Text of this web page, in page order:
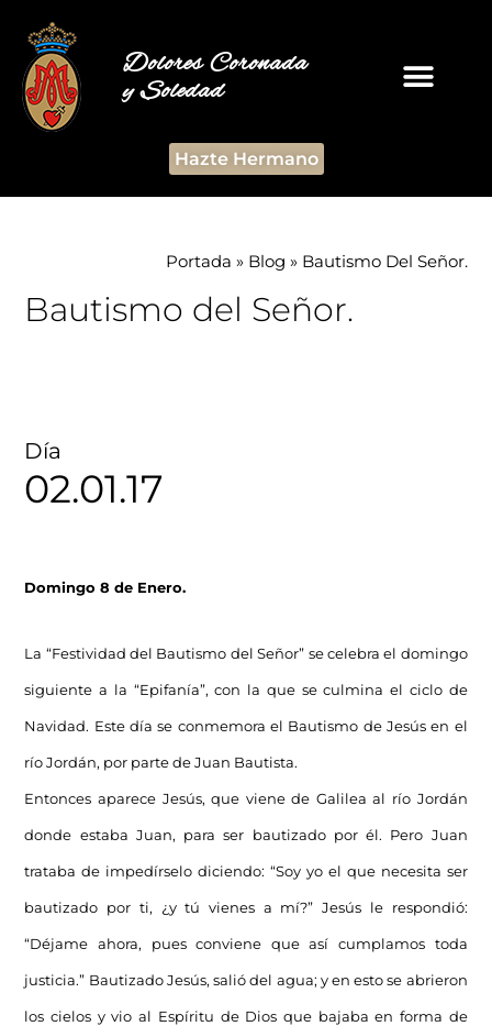
Dolores Coronada
y Soledad
Hazte Hermano
Portada » Blog » Bautismo Del Señor.
Bautismo del Señor.
Día
02.01.17
Domingo 8 de Enero.
La “Festividad del Bautismo del Señor” se celebra el domingo
siguiente a la “Epifanía”, con la que se culmina el ciclo de
Navidad. Este día se conmemora el Bautismo de Jesús en el
río Jordán, por parte de Juan Bautista.
Entonces aparece Jesús, que viene de Galilea al río Jordán
donde estaba Juan, para ser bautizado por él. Pero Juan
trataba de impedírselo diciendo: “Soy yo el que necesita ser
bautizado por ti, ¿y tú vienes a mí?” Jesús le respondió:
“Déjame ahora, pues conviene que así cumplamos toda
justicia.” Bautizado Jesús, salió del agua; y en esto se abrieron
los cielos y vio al Espíritu de Dios que bajaba en forma de